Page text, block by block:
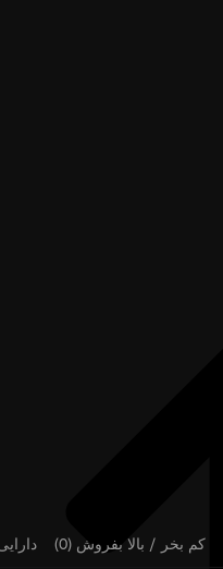
کم بخر / بالا بفروش (0)